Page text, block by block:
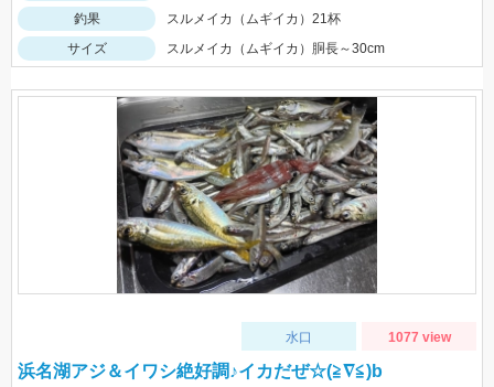
釣果
スルメイカ（ムギイカ）21杯
サイズ
スルメイカ（ムギイカ）胴長～30cm
水口 1077 view
浜名湖アジ＆イワシ絶好調♪イカだぜ☆(≧∇≦)b